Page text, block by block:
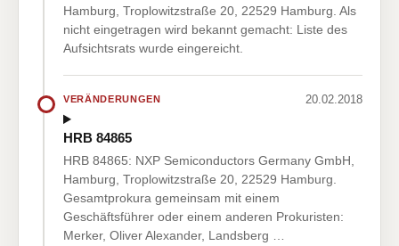
Hamburg, Troplowitzstraße 20, 22529 Hamburg. Als
nicht eingetragen wird bekannt gemacht: Liste des
Aufsichtsrats wurde eingereicht.
VERÄNDERUNGEN 20.02.2018
HRB 84865
HRB 84865: NXP Semiconductors Germany GmbH,
Hamburg, Troplowitzstraße 20, 22529 Hamburg.
Gesamtprokura gemeinsam mit einem
Geschäftsführer oder einem anderen Prokuristen:
Merker, Oliver Alexander, Landsberg …